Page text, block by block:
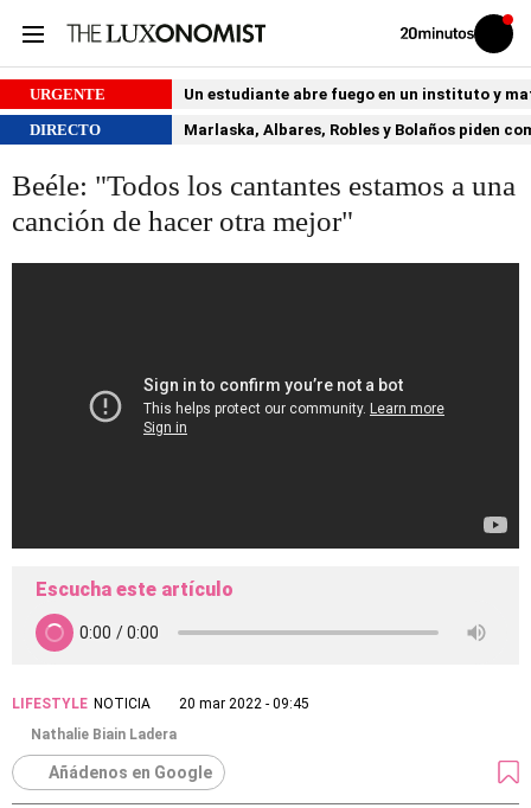
Volver
Iniciar
sesión
URGENTE
Un estudiante abre fuego en un instituto y
DIRECTO
Marlaska, Albares, Robles y Bolaños piden
Beéle: "Todos los cantantes estamos a una
canción de hacer otra mejor"
Escucha este artículo
LIFESTYLE NOTICIA
20 mar 2022 - 09:45
Nathalie Biain Ladera
Añádenos en Google